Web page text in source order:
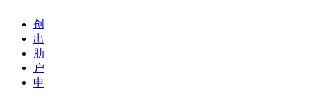
创
出
肋
户
申